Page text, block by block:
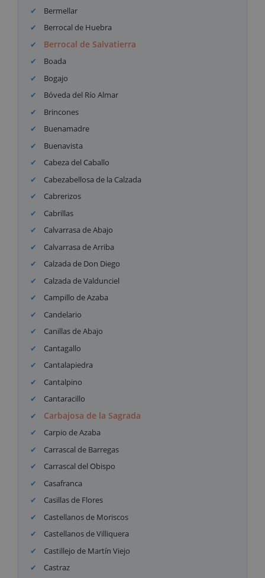
Bermellar
Berrocal de Huebra
Berrocal de Salvatierra
Boada
Bogajo
Bóveda del Río Almar
Brincones
Buenamadre
Buenavista
Cabeza del Caballo
Cabezabellosa de la Calzada
Cabrerizos
Cabrillas
Calvarrasa de Abajo
Calvarrasa de Arriba
Calzada de Don Diego
Calzada de Valdunciel
Campillo de Azaba
Candelario
Canillas de Abajo
Cantagallo
Cantalapiedra
Cantalpino
Cantaracillo
Carbajosa de la Sagrada
Carpio de Azaba
Carrascal de Barregas
Carrascal del Obispo
Casafranca
Casillas de Flores
Castellanos de Moriscos
Castellanos de Villiquera
Castillejo de Martín Viejo
Castraz